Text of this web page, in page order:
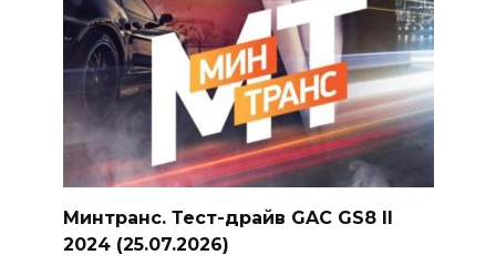
Минтранс. Тест-драйв GAC GS8 II
2024 (25.07.2026)